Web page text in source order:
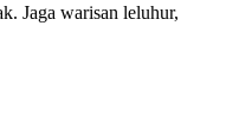
Jaga warisan leluhur,